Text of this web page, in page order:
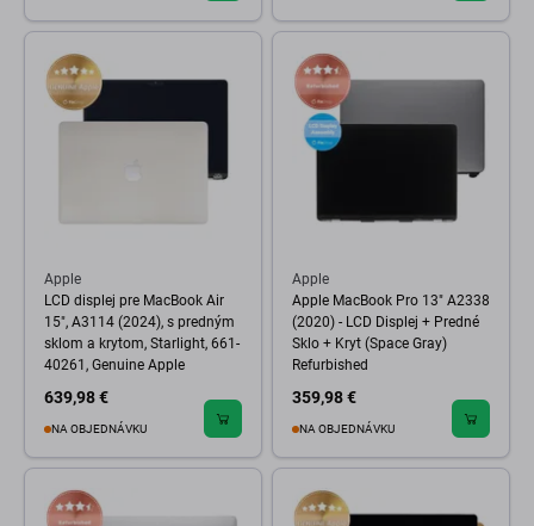
Apple
LCD displej pre MacBook Air
15", A3114 (2024), s predným
sklom a krytom, Starlight, 661-
40261, Genuine Apple
639,98 €
NA OBJEDNÁVKU
Apple
Apple MacBook Pro 13" A2338
(2020) - LCD Displej + Predné
Sklo + Kryt (Space Gray)
Refurbished
359,98 €
NA OBJEDNÁVKU